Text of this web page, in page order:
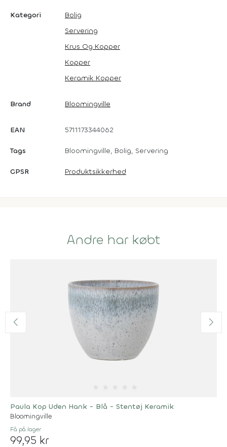
Kategori
Bolig
Servering
Krus Og Kopper
Kopper
Keramik Kopper
Brand Bloomingville
EAN 5711173344062
Tags Bloomingville, Bolig, Servering
GPSR Produktsikkerhed
Andre har købt
Paula Kop Uden Hank - Blå - Stentøj Keramik
Bloomingville
Få på lager
99,95 kr